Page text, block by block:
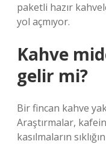
paketli hazır
yol açmıyor.
Kahve
gelir mi?
Bir fincan kahve
Araştırmalar,
kasılmaların